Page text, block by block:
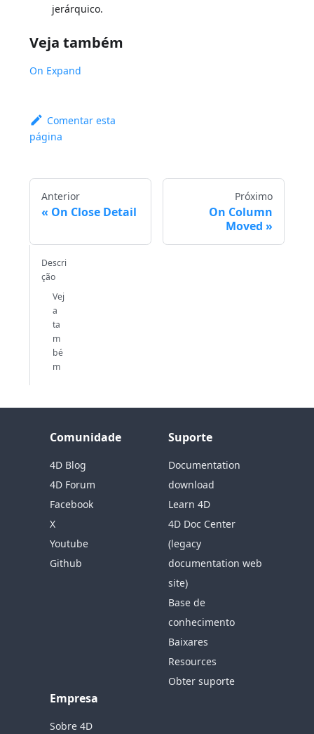
jerárquico.
Veja também
On Expand
Comentar esta
página
Anterior
On Close Detail
Próximo
On Column
Moved
Descri
ção
Vej
a
ta
m
bé
m
Comunidade
4D Blog
4D Forum
Facebook
X
Youtube
Github
Suporte
Documentation
download
Learn 4D
4D Doc Center
(legacy
documentation web
site)
Base de
conhecimento
Baixares
Resources
Obter suporte
Empresa
Sobre 4D